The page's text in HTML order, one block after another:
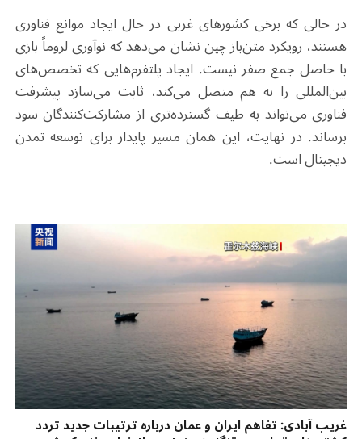
در حالی که برخی کشورهای غربی در حال ایجاد موانع فناوری
هستند، رویکرد متن‌باز چین نشان می‌دهد که نوآوری لزوماً بازی
با حاصل جمع صفر نیست. ایجاد پلتفرم‌هایی که تخصص‌های
بین‌المللی را به هم متصل می‌کند، ثابت می‌سازد پیشرفت
فناوری می‌تواند به طیف گسترده‌تری از مشارکت‌کنندگان سود
برساند. در نهایت، این همان مسیر پایدار برای توسعه تمدن
دیجیتال است.
غریب آبادی: تفاهم ایران و عمان درباره ترتیبات جدید تردد